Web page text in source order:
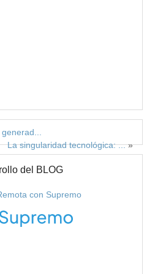
La singularidad tecnológica: ...»
del BLOG
con Supremo